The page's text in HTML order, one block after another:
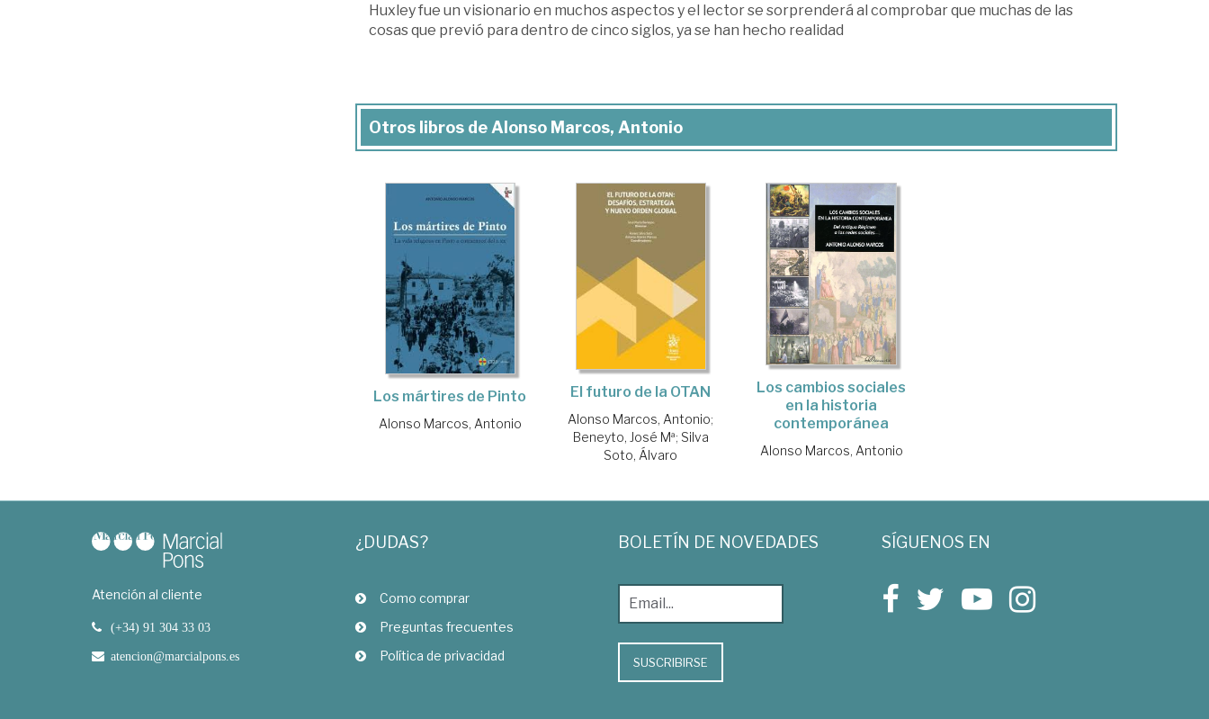
Huxley fue un visionario en muchos aspectos y el lector se sorprenderá al comprobar que muchas de las
cosas que previó para dentro de cinco siglos, ya se han hecho realidad
Otros libros de Alonso Marcos, Antonio
Los mártires de Pinto
Alonso Marcos, Antonio
El futuro de la OTAN
Alonso Marcos, Antonio;
Beneyto, José Mª; Silva
Soto, Álvaro
Los cambios sociales
en la historia
contemporánea
Alonso Marcos, Antonio
Atención al cliente
(+34) 91 304 33 03
atencion@marcialpons.es
¿DUDAS?
Como comprar
Preguntas frecuentes
Política de privacidad
BOLETÍN DE NOVEDADES
SUSCRIBIRSE
SÍGUENOS EN